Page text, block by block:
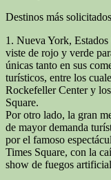
Destinos más solicitados
1. Nueva York,
viste de rojo y verde
únicas tanto en sus
turísticos, entre los
Rockefeller Center y
Square.
Por otro lado, la gran
de mayor demanda
por el famoso
Times Square, con la
show de fuegos